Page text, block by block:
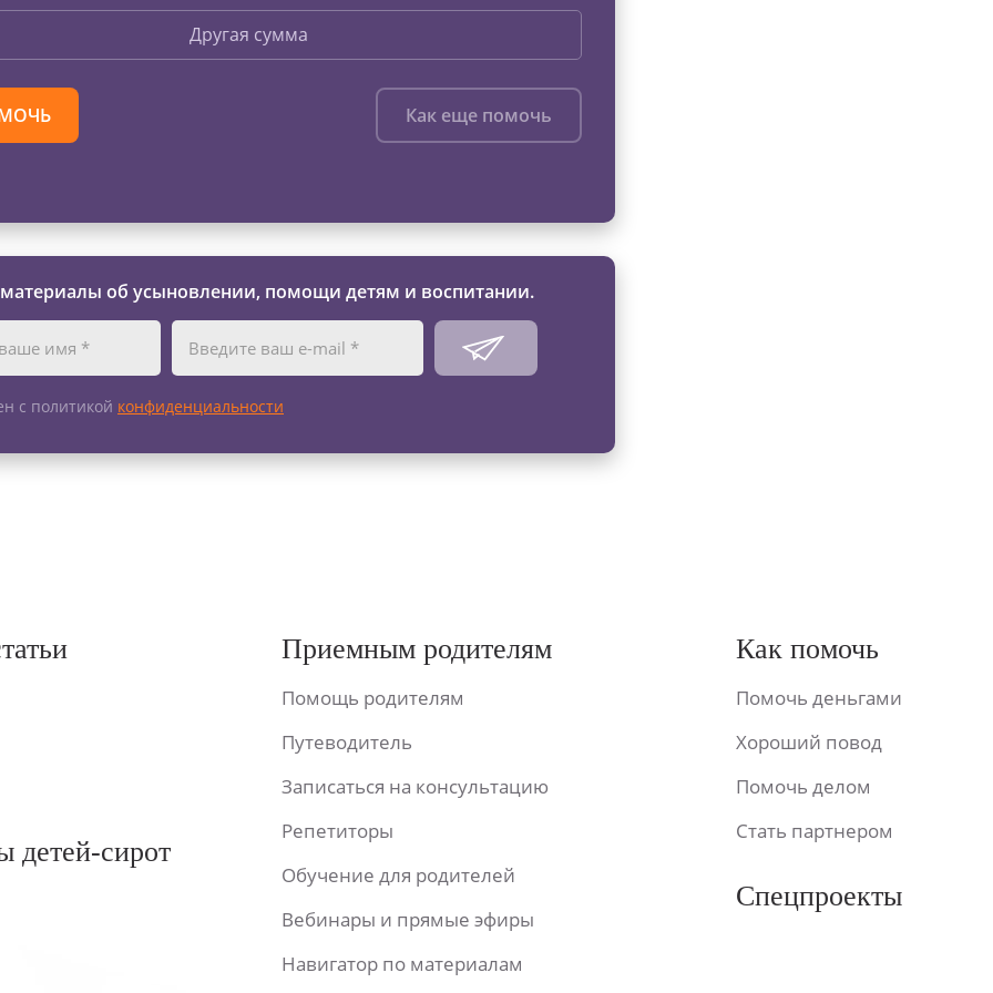
Другая сумма
Как еще помочь
об усыновлении, помощи детям и воспитании.
с политикой конфиденциальности
детей-сирот
Приемным родителям
Помощь родителям
Путеводитель
Записаться на консультацию
Репетиторы
Обучение для родителей
Вебинары и прямые эфиры
Навигатор по материалам
Как помочь
Помочь деньгами
Хороший повод
Помочь делом
Стать партнером
Спецпроекты